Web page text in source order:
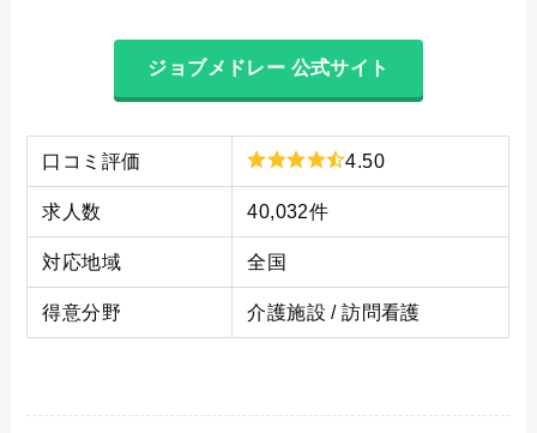
ジョブメドレー 公式サイト
口コミ評価 4.50
求人数 40,032件
対応地域 全国
得意分野 介護施設 / 訪問看護